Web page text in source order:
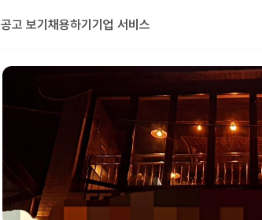
공고 보기 채용하기 기업 서비스